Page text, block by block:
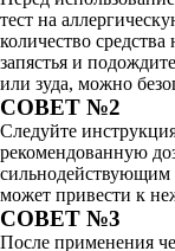
тест на
количество
запястья и
или зуда, можно
СОВЕТ №2
Следуйте
рекомендованную
сильнодействующим
может привести к
СОВЕТ №3
После применения